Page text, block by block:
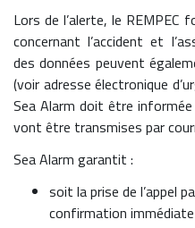
Lors de l’alerte, le REMPEC
concernant l’accident et
des données peuvent
(voir adresse électronique
Sea Alarm doit être
vont être transmises par
Sea Alarm garantit :
soit la prise de l’appel
confirmation